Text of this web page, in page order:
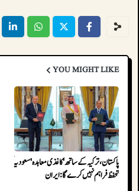
YOU MIGHT LIKE
پاکستان، ترکیہ کے ساتھ 'کاغذی معاہدہ' سعودیہ کو
تحفظ فراہم نہیں کرے گا: ایران